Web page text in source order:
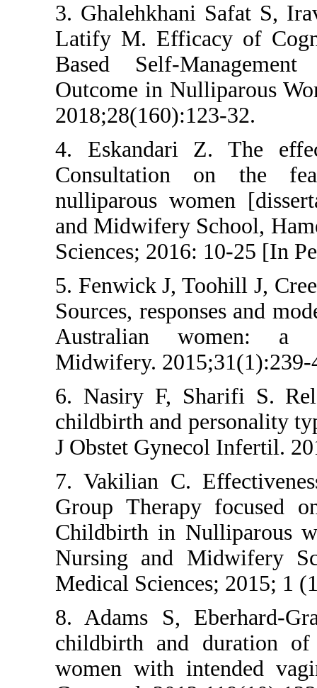
3.
Latify M.
Based Self-
Outcome in
4. Eskandari
nulliparous
and Midwifery
Sciences;
5. Fenwick J,
Sources,
Australian
Midwifery.
6. Nasiry F,
childbirth and
J Obstet
7. Vakilian C.
Group
Childbirth in
Nursing
Medical
8. Adams S,
childbirth
women with